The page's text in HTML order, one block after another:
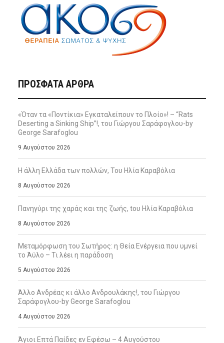
ΠΡΌΣΦΑΤΑ ΆΡΘΡΑ
«Όταν τα «Ποντίκια» Εγκαταλείπουν το Πλοίο»! – “Rats
Deserting a Sinking Ship”!, του Γιώργου Σαράφογλου-by
George Sarafoglou
9 Αυγούστου 2026
Η άλλη Ελλάδα των πολλών, Του Ηλία Καραβόλια
8 Αυγούστου 2026
Πανηγύρι της χαράς και της ζωής, tου Ηλία Καραβόλια
8 Αυγούστου 2026
Μεταμόρφωση του Σωτήρος: η Θεία Ενέργεια που υμνεί
το Άϋλο – Τι λέει η παράδοση
5 Αυγούστου 2026
Άλλο Ανδρέας κι άλλο Ανδρουλάκης!, του Γιώργου
Σαράφογλου-by George Sarafoglou
4 Αυγούστου 2026
Άγιοι Επτά Παίδες εν Εφέσω – 4 Αυγούστου